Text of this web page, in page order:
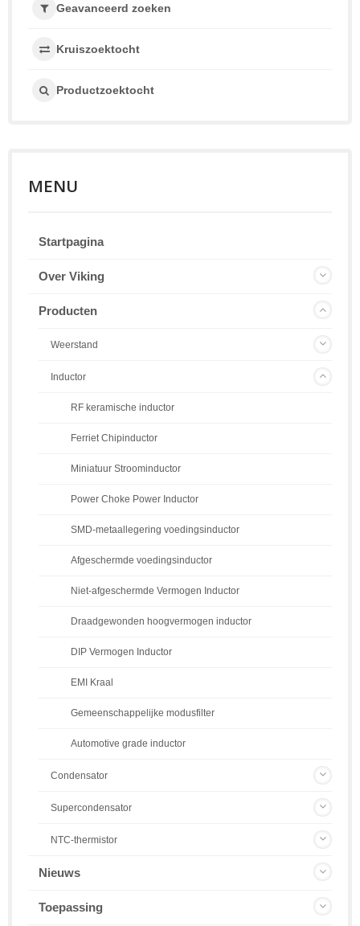
Geavanceerd zoeken
Kruiszoektocht
Productzoektocht
MENU
Startpagina
Over Viking
Producten
Weerstand
Inductor
RF keramische inductor
Ferriet Chipinductor
Miniatuur Stroominductor
Power Choke Power Inductor
SMD-metaallegering voedingsinductor
Afgeschermde voedingsinductor
Niet-afgeschermde Vermogen Inductor
Draadgewonden hoogvermogen inductor
DIP Vermogen Inductor
EMI Kraal
Gemeenschappelijke modusfilter
Automotive grade inductor
Condensator
Supercondensator
NTC-thermistor
Nieuws
Toepassing